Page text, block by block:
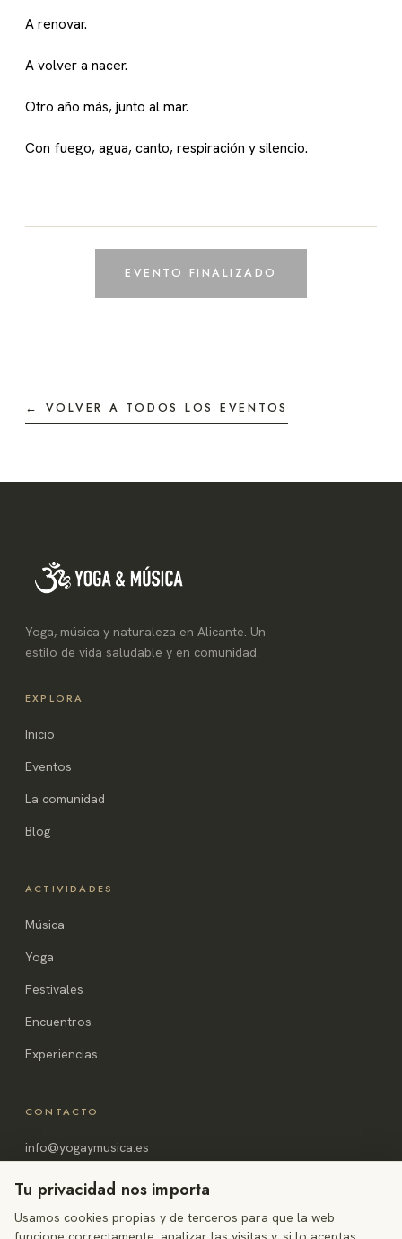
A renovar.
A volver a nacer.
Otro año más, junto al mar.
Con fuego, agua, canto, respiración y silencio.
EVENTO FINALIZADO
← VOLVER A TODOS LOS EVENTOS
Yoga, música y naturaleza en Alicante. Un
estilo de vida saludable y en comunidad.
EXPLORA
Inicio
Eventos
La comunidad
Blog
ACTIVIDADES
Música
Yoga
Festivales
Encuentros
Experiencias
CONTACTO
info@yogaymusica.es
Alicante, España
Tu privacidad nos importa
Usamos cookies propias y de terceros para que la web